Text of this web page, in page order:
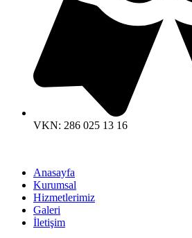
VKN: 286 025 13 16
Anasayfa
Kurumsal
Hizmetlerimiz
Galeri
İletişim